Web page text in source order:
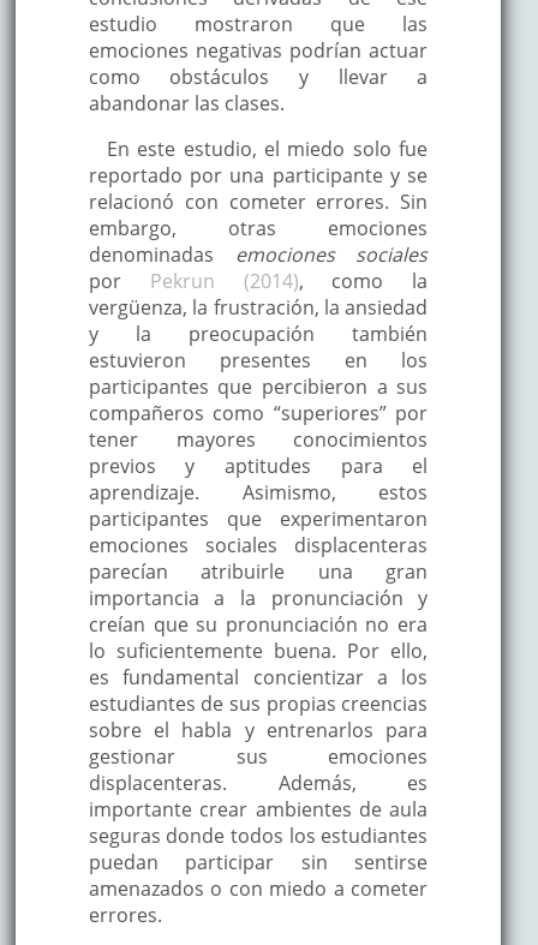
estudio mostraron que las
emociones negativas podrían actuar
como obstáculos y llevar a
abandonar las clases.
En este estudio, el miedo solo fue
reportado por una participante y se
relacionó con cometer errores. Sin
embargo, otras emociones
denominadas emociones sociales
por Pekrun (2014), como la
vergüenza, la frustración, la ansiedad
y la preocupación también
estuvieron presentes en los
participantes que percibieron a sus
compañeros como “superiores” por
tener mayores conocimientos
previos y aptitudes para el
aprendizaje. Asimismo, estos
participantes que experimentaron
emociones sociales displacenteras
parecían atribuirle una gran
importancia a la pronunciación y
creían que su pronunciación no era
lo suficientemente buena. Por ello,
es fundamental concientizar a los
estudiantes de sus propias creencias
sobre el habla y entrenarlos para
gestionar sus emociones
displacenteras. Además, es
importante crear ambientes de aula
seguras donde todos los estudiantes
puedan participar sin sentirse
amenazados o con miedo a cometer
errores.